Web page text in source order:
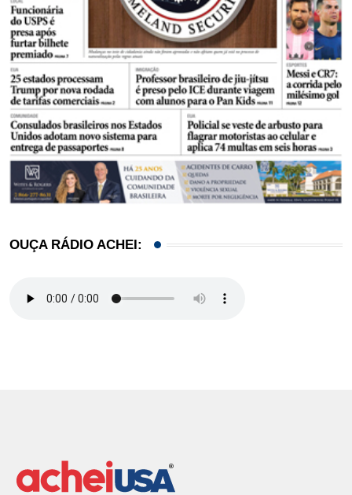
OUÇA RÁDIO ACHEI: